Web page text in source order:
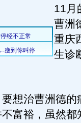
11月
曹洲
重庆
生诊
治曹洲德的
富裕，虽然都